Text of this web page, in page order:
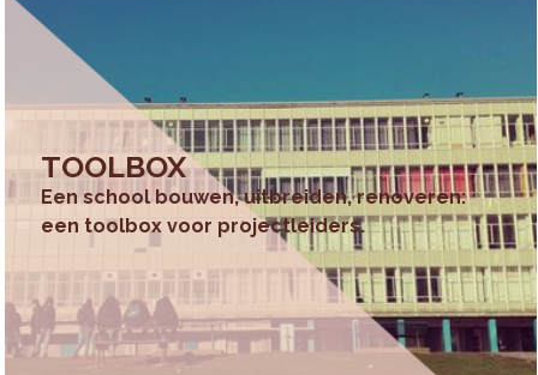
TOOLBOX
Een school bouwen, uitbreiden, renoveren:
een toolbox voor projectleiders.